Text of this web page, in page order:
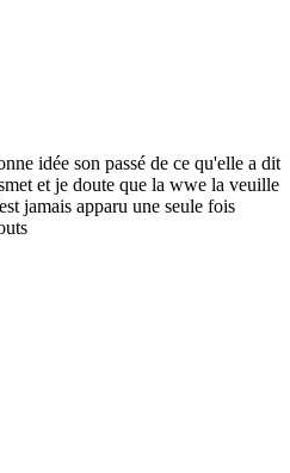
idée son passé de ce qu'elle a dit
et je doute que la wwe la veuille
jamais apparu une seule fois